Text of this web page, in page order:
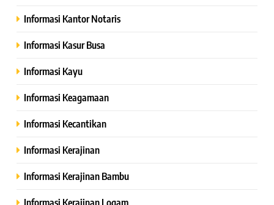
Informasi Kantor Notaris
Informasi Kasur Busa
Informasi Kayu
Informasi Keagamaan
Informasi Kecantikan
Informasi Kerajinan
Informasi Kerajinan Bambu
Informasi Kerajinan Logam